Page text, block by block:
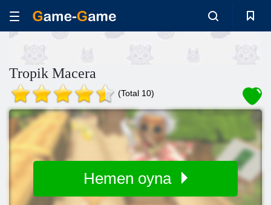
Tropik Macera
(Total 10)
Hemen oyna